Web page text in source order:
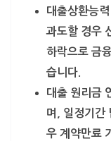
대출상환능
과도할 경우
하락으로 금
습니다.
대출 원리금
며, 일정기간
우 계약만료